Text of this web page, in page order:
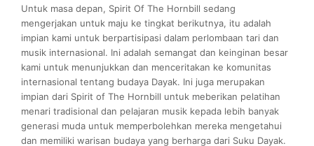
Untuk masa depan, Spirit Of The Hornbill sedang
mengerjakan untuk maju ke tingkat berikutnya, itu adalah
impian kami untuk berpartisipasi dalam perlombaan tari dan
musik internasional. Ini adalah semangat dan keinginan besar
kami untuk menunjukkan dan menceritakan ke komunitas
internasional tentang budaya Dayak. Ini juga merupakan
impian dari Spirit of The Hornbill untuk meberikan pelatihan
menari tradisional dan pelajaran musik kepada lebih banyak
generasi muda untuk memperbolehkan mereka mengetahui
dan memiliki warisan budaya yang berharga dari Suku Dayak.